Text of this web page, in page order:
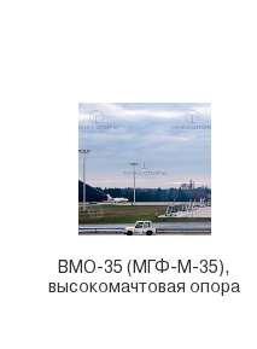
ВМО-35 (МГФ-М-35),
высокомачтовая опора